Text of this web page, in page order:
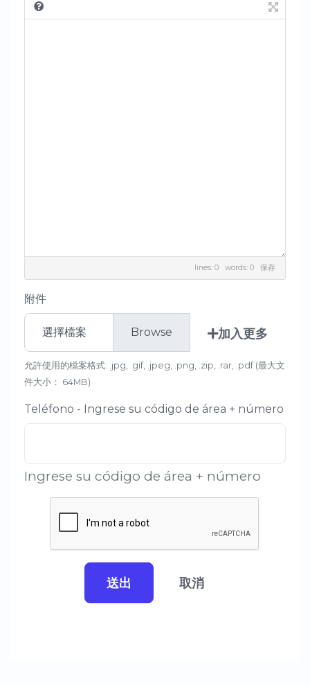
lines: 0 words: 0 保存
附件
選擇檔案 加入更多
允許使用的檔案格式: .jpg, .gif, .jpeg, .png, .zip, .rar, .pdf (最大文
件大小： 64MB)
Teléfono - Ingrese su código de área + número
Ingrese su código de área + número
送出 取消